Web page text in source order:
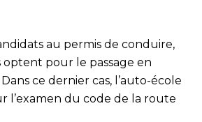
au permis de conduire,
optent pour le passage en
ce dernier cas, l’auto-école
l’examen du code de la route